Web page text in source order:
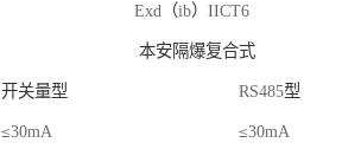
Exd （ib） IICT6
本安隔爆复合式
开关量型 RS485型
≤30mA ≤30mA